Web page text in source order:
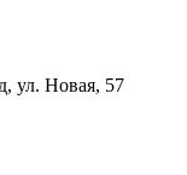
ул. Новая, 57